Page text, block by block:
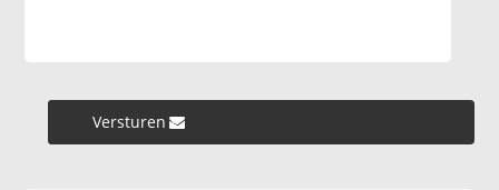
Versturen »